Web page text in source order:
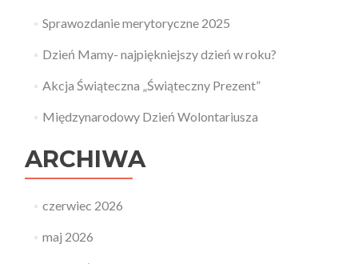
Sprawozdanie merytoryczne 2025
Dzień Mamy- najpiękniejszy dzień w roku?
Akcja Świąteczna „Świąteczny Prezent”
Międzynarodowy Dzień Wolontariusza
ARCHIWA
czerwiec 2026
maj 2026